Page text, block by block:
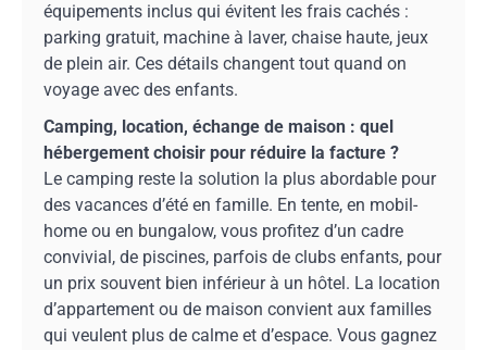
équipements inclus qui évitent les frais cachés :
parking gratuit, machine à laver, chaise haute, jeux
de plein air. Ces détails changent tout quand on
voyage avec des enfants.
Camping, location, échange de maison : quel
hébergement choisir pour réduire la facture ?
Le camping reste la solution la plus abordable pour
des vacances d’été en famille. En tente, en mobil-
home ou en bungalow, vous profitez d’un cadre
convivial, de piscines, parfois de clubs enfants, pour
un prix souvent bien inférieur à un hôtel. La location
d’appartement ou de maison convient aux familles
qui veulent plus de calme et d’espace. Vous gagnez